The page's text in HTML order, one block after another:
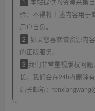
1
本站提供的资源采集
验；不得将上述内容用于
用户自负。
2
如果您喜欢该资源内
的正版服务。
3 我们非常重视版权问
长，我们会在24h内删除有
站长邮箱：